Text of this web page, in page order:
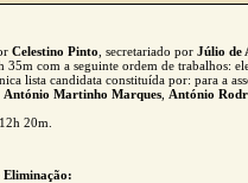
Celestino Pinto , secretariado por Júlio de
35m com a seguinte ordem de trabalhos:
lista candidata constituída por: para a
António Martinho Marques António
20m.
Eliminação: